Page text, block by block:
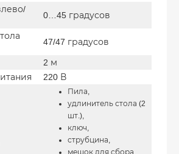
0…45 градусов
47/47 градусов
2 м
220 В
Пила,
удлинитель стола (2
шт.),
ключ,
струбцина,
мешок для сбора